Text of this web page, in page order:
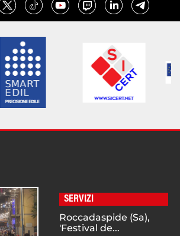
SERVIZI
Roccadaspide (Sa),
'Festival de...